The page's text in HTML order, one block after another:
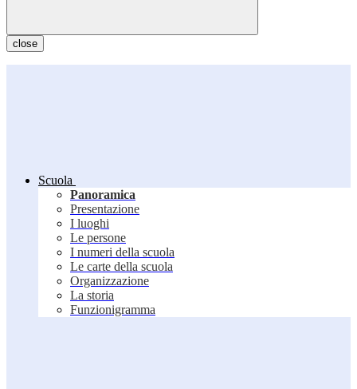
close
Scuola
Panoramica
Presentazione
I luoghi
Le persone
I numeri della scuola
Le carte della scuola
Organizzazione
La storia
Funzionigramma